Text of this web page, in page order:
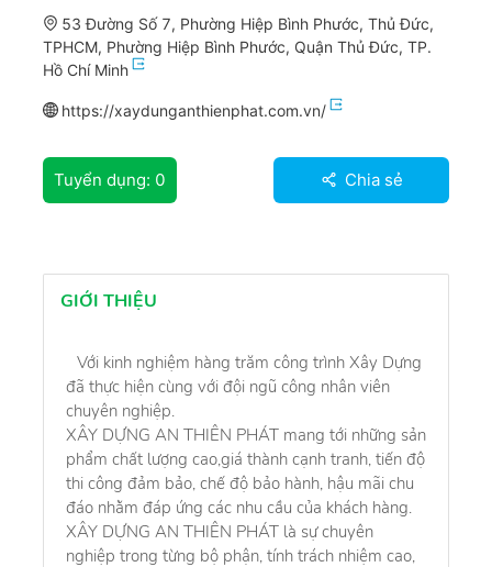
53 Đường Số 7, Phường Hiệp Bình Phước, Thủ Đức,
TPHCM, Phường Hiệp Bình Phước, Quận Thủ Đức, TP.
Hồ Chí Minh
https://xaydunganthienphat.com.vn/
Tuyển dụng: 0 Chia sẻ
GIỚI THIỆU
Với kinh nghiệm hàng trăm công trình Xây Dựng
đã thực hiện cùng với đội ngũ công nhân viên
chuyên nghiệp.
XÂY DỰNG AN THIÊN PHÁT mang tới những sản
phẩm chất lượng cao,giá thành cạnh tranh, tiến độ
thi công đảm bảo, chế độ bảo hành, hậu mãi chu
đáo nhằm đáp ứng các nhu cầu của khách hàng.
XÂY DỰNG AN THIÊN PHÁT là sự chuyên
nghiệp trong từng bộ phận, tính trách nhiệm cao,